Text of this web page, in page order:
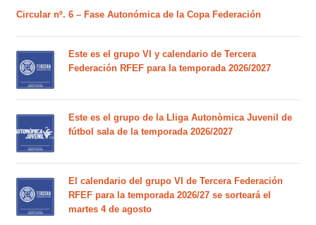
Circular nº. 6 – Fase Autonómica de la Copa Federación
Este es el grupo VI y calendario de Tercera
Federación RFEF para la temporada 2026/2027
Este es el grupo de la Lliga Autonòmica Juvenil de
fútbol sala de la temporada 2026/2027
El calendario del grupo VI de Tercera Federación
RFEF para la temporada 2026/27 se sorteará el
martes 4 de agosto